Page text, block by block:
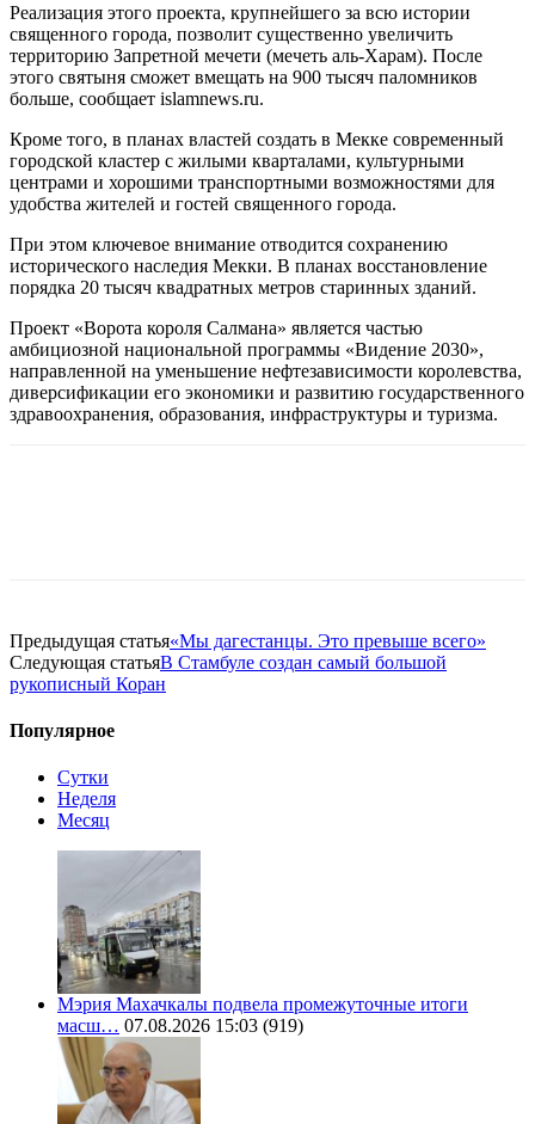
Реализация этого проекта, крупнейшего за всю истории
священного города, позволит существенно увеличить
территорию Запретной мечети (мечеть аль-Харам). После
этого святыня сможет вмещать на 900 тысяч паломников
больше, сообщает islamnews.ru.
Кроме того, в планах властей создать в Мекке современный
городской кластер с жилыми кварталами, культурными
центрами и хорошими транспортными возможностями для
удобства жителей и гостей священного города.
При этом ключевое внимание отводится сохранению
исторического наследия Мекки. В планах восстановление
порядка 20 тысяч квадратных метров старинных зданий.
Проект «Ворота короля Салмана» является частью
амбициозной национальной программы «Видение 2030»,
направленной на уменьшение нефтезависимости королевства,
диверсификации его экономики и развитию государственного
здравоохранения, образования, инфраструктуры и туризма.
Предыдущая статья«Мы дагестанцы. Это превыше всего»
Следующая статьяВ Стамбуле создан самый большой
рукописный Коран
Популярное
Сутки
Неделя
Месяц
Мэрия Махачкалы подвела промежуточные итоги
масш… 07.08.2026 15:03 (919)